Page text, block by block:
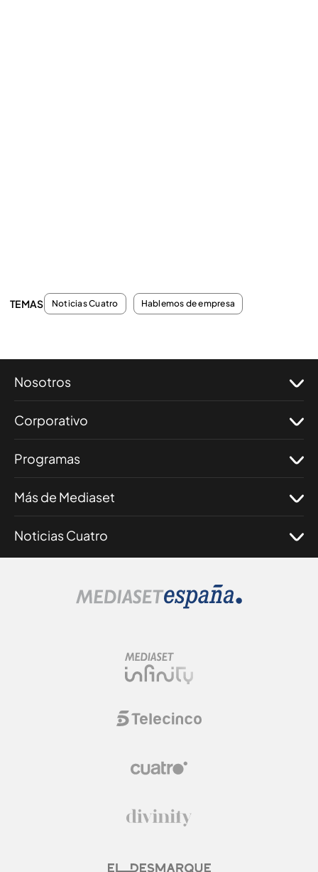
TEMAS Noticias Cuatro Hablemos de empresa
Nosotros
Corporativo
Programas
Más de Mediaset
Noticias Cuatro